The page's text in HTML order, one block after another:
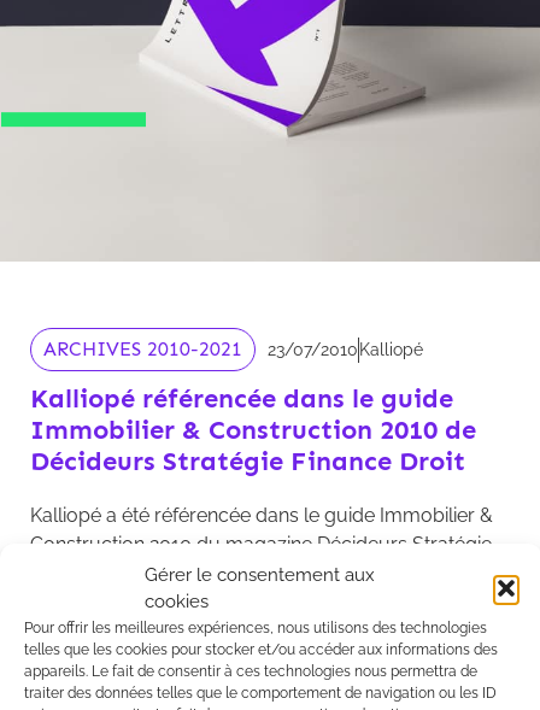
Gérer le consentement aux
cookies
Pour offrir les meilleures expériences, nous utilisons des technologies
telles que les cookies pour stocker et/ou accéder aux informations des
appareils. Le fait de consentir à ces technologies nous permettra de
traiter des données telles que le comportement de navigation ou les ID
ARCHIVES 2010-2021 23/07/2010 Kalliopé
Kalliopé référencée dans le guide
Immobilier & Construction 2010 de
Décideurs Stratégie Finance Droit
Kalliopé a été référencée dans le guide Immobilier &
Construction 2010 du magazine Décideurs Stratégie
Finance Droit en « pratique réputée » dans les
rubriques « Construction et Promotion » et
« Opérations immobilières : investissement ».
lire l'extrait de la revue